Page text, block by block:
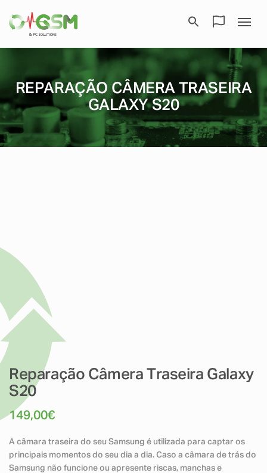
REPARAÇÃO CÂMERA TRASEIRA
GALAXY S20
Reparação Câmera Traseira Galaxy
S20
149,00€
A câmara traseira do seu Samsung é utilizada para captar os
principais momentos do seu dia a dia. Caso a câmara de trás do
Samsung não funcione ou apresente riscas, manchas e